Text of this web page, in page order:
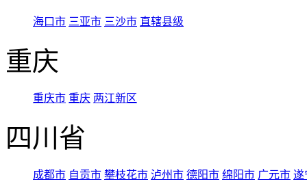
海口市 三亚市 三沙市 直辖县级
重庆
重庆市 重庆 两江新区
四川省
成都市 自贡市 攀枝花市 泸州市 德阳市 绵阳市 广元市 遂